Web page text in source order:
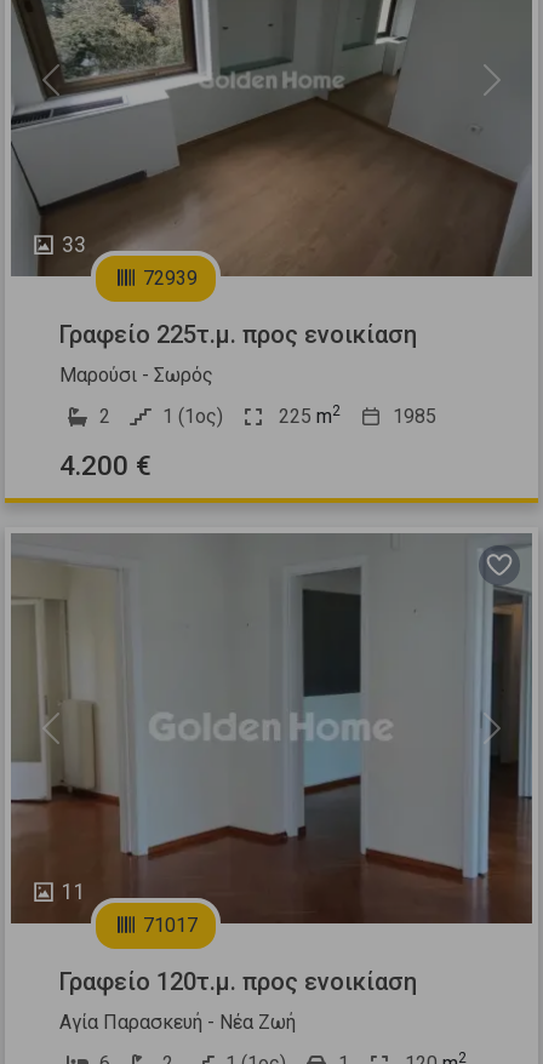
33
Previous Next
72939
Γραφείο 225τ.μ. προς ενοικίαση
Μαρούσι - Σωρός
2
1 (1ος) 225 m2 1985
4.200 €
11
Previous Next
71017
Γραφείο 120τ.μ. προς ενοικίαση
Αγία Παρασκευή - Νέα Ζωή
2